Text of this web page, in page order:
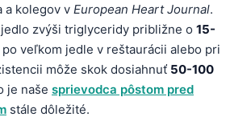
a kolegov v European Heart Journal.
zvýši triglyceridy približne o 15-
po veľkom jedle v reštaurácii alebo pri
môže skok dosiahnuť 50-100
je naše sprievodca pôstom pred
stále dôležité.